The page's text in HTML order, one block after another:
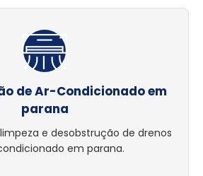
de Ar-Condicionado em
parana
e desobstrução de drenos
em parana.